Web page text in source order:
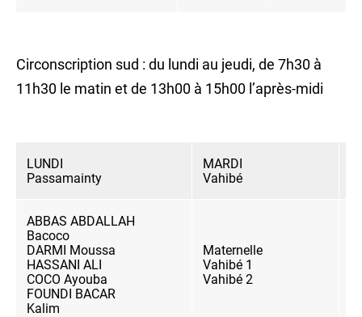
Circonscription sud : du lundi au jeudi, de 7h30 à
11h30 le matin et de 13h00 à 15h00 l’après-midi
LUNDI
Passamainty
MARDI
Vahibé
ABBAS ABDALLAH
Bacoco
DARMI Moussa
HASSANI ALI
COCO Ayouba
FOUNDI BACAR
Kalim
Maternelle
Vahibé 1
Vahibé 2